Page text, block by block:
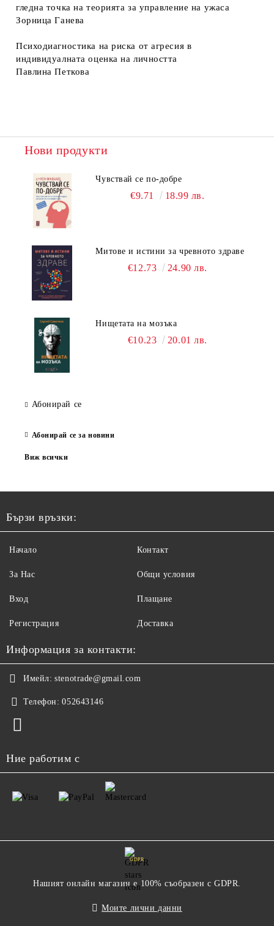
гледна точка на теорията за управление на ужаса
Зорница Ганева
Психодиагностика на риска от агресия в
индивидуалната оценка на личността
Павлина Петкова
Нови продукти
Чувствай се по-добре
€9.71 18.99 лв.
Митове и истини за чревното здраве
€12.73 24.90 лв.
Нищетата на мозъка
€10.23 20.01 лв.
Абонирай се
Абонирай се за новини
Виж всички
Бързи връзки:
Начало
За Нас
Вход
Регистрация
Контакт
Общи условия
Плащане
Доставка
Информация за контакти:
Имейл: stenotrade@gmail.com
Телефон: 052643146
Ние работим с
GDPR
Нашият онлайн магазин е 100% съобразен с GDPR.
Моите лични данни